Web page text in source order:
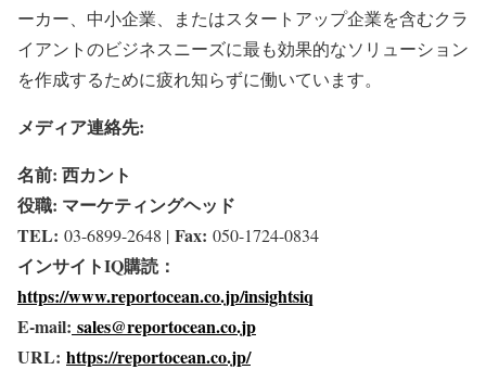
ーカー、中小企業、またはスタートアップ企業を含むクラ
イアントのビジネスニーズに最も効果的なソリューション
を作成するために疲れ知らずに働いています。
メディア連絡先:
名前: 西カント
役職: マーケティングヘッド
TEL: 03-6899-2648 | Fax: 050-1724-0834
インサイトIQ購読：
https://www.reportocean.co.jp/insightsiq
E-mail: sales@reportocean.co.jp
URL: https://reportocean.co.jp/